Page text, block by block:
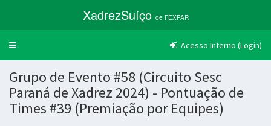
XadrezSuíço de FEXPAR
Trocar
Acesso Interno (Login)
Grupo de Evento #58 (Circuito Sesc
Paraná de Xadrez 2024) - Pontuação de
Times #39 (Premiação por Equipes)